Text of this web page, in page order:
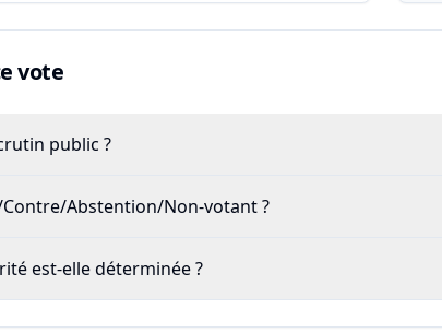
vote
public ?
Abstention/Non-votant ?
est-elle déterminée ?